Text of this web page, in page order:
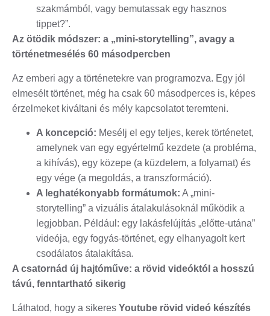
szakmámból, vagy bemutassak egy hasznos
tippet?”.
Az ötödik módszer: a „mini-storytelling”, avagy a
történetmesélés 60 másodpercben
Az emberi agy a történetekre van programozva. Egy jól
elmesélt történet, még ha csak 60 másodperces is, képes
érzelmeket kiváltani és mély kapcsolatot teremteni.
A koncepció: Mesélj el egy teljes, kerek történetet,
amelynek van egy egyértelmű kezdete (a probléma,
a kihívás), egy közepe (a küzdelem, a folyamat) és
egy vége (a megoldás, a transzformáció).
A leghatékonyabb formátumok: A „mini-
storytelling” a vizuális átalakulásoknál működik a
legjobban. Például: egy lakásfelújítás „előtte-utána”
videója, egy fogyás-történet, egy elhanyagolt kert
csodálatos átalakítása.
A csatornád új hajtóműve: a rövid videóktól a hosszú
távú, fenntartható sikerig
Láthatod, hogy a sikeres Youtube rövid videó készítés